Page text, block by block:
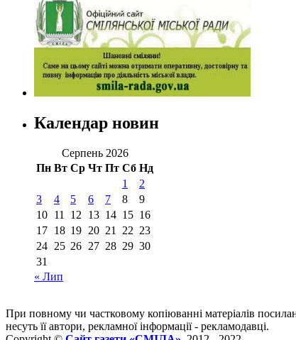
Календар новин
Серпень 2026
Пн Вт Ср Чт Пт Сб Нд
1
2
3
4 5 6 7 8
9
10 11 12 13 14 15 16
17 18 19 20 21 22 23
24 25 26 27 28 29 30
31
« Лип
При повному чи частковому копіюванні матеріалів
несуть її автори, рекламної інформації - рекламодавці.